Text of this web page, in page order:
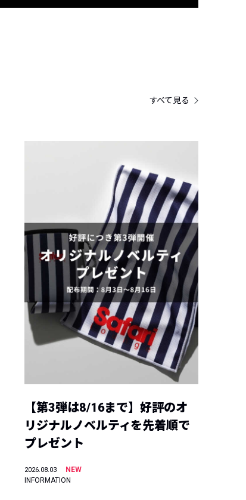
すべて見る
【第3弾は8/16まで】好評のオ
リジナルノベルティを先着順で
プレゼント
2026.08.03
NEW
INFORMATION